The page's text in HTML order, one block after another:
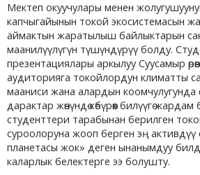
Мектеп окуучулары менен
капчыгайынын токой экосистемасын
аймактын жаратылыш байлыктарын
маанилүүлүгүн түшүндүрүү болду.
презентациялары аркылуу Суусамыр
аудиторияга токойлордун климатты
мааниси жана алардын коомчулугунда
дарактар ​​жөнүндө көбүрөөк билүүгө
студенттери тарабынан берилген
суроолоруна жооп берген эң активдүү
планетасы жок» деген ынанымдуу
каларлык белектерге ээ болушту.